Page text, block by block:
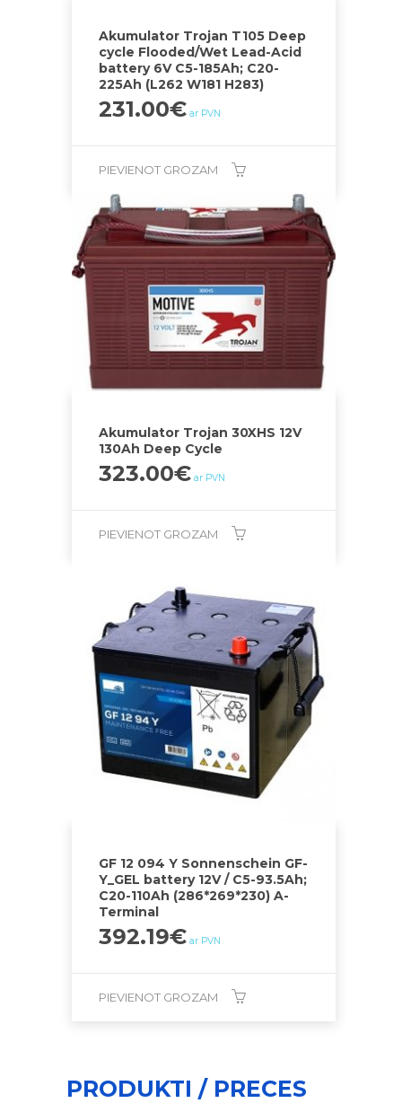
Akumulator Trojan T105 Deep
cycle Flooded/Wet Lead-Acid
battery 6V C5-185Ah; C20-
225Ah (L262 W181 H283)
231.00€ ar PVN
PIEVIENOT GROZAM
Akumulator Trojan 30XHS 12V
130Ah Deep Cycle
323.00€ ar PVN
PIEVIENOT GROZAM
GF 12 094 Y Sonnenschein GF-
Y_GEL battery 12V / C5-93.5Ah;
C20-110Ah (286*269*230) A-
Terminal
392.19€ ar PVN
PIEVIENOT GROZAM
PRODUKTI / PRECES